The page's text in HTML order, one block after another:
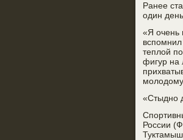
Ранее
один
«Я очень
теплой
фигур на
«Стыднο
России